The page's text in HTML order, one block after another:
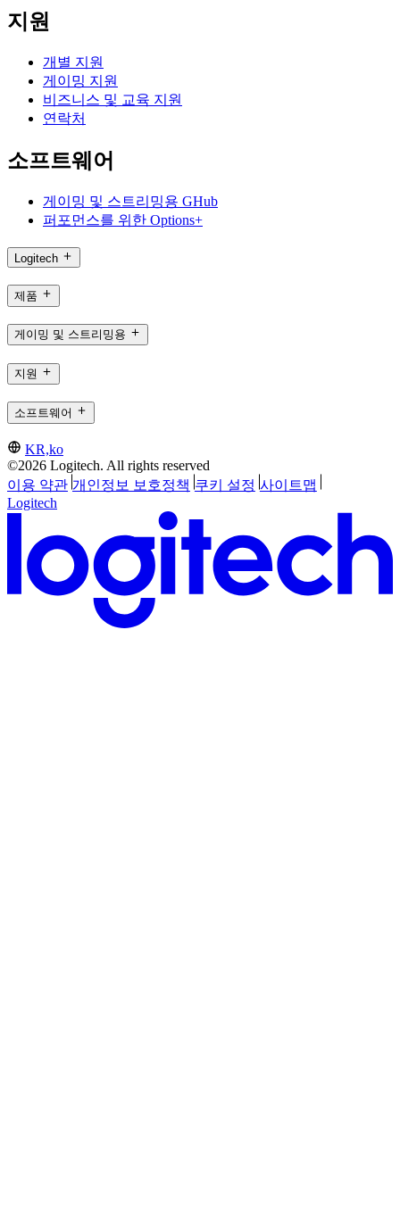
지원
개별 지원
게이밍 지원
비즈니스 및 교육 지원
연락처
소프트웨어
게이밍 및 스트리밍용 GHub
퍼포먼스를 위한 Options+
Logitech
제품
게이밍 및 스트리밍용
지원
소프트웨어
KR,ko
©2026 Logitech. All rights reserved
이용 약관 개인정보 보호정책 쿠키 설정 사이트맵
Logitech